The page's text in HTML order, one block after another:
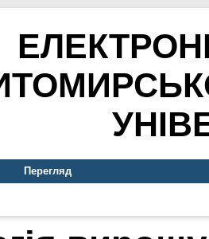
Перегляд